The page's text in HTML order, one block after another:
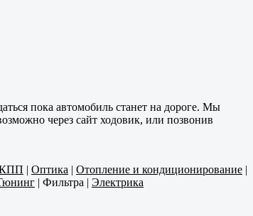
пока автомобиль станет на дороге. Мы
через сайт ходовик, или позвонив
КПП | Оптика | Отопление и кондиционирование |
| Фильтра | Электрика